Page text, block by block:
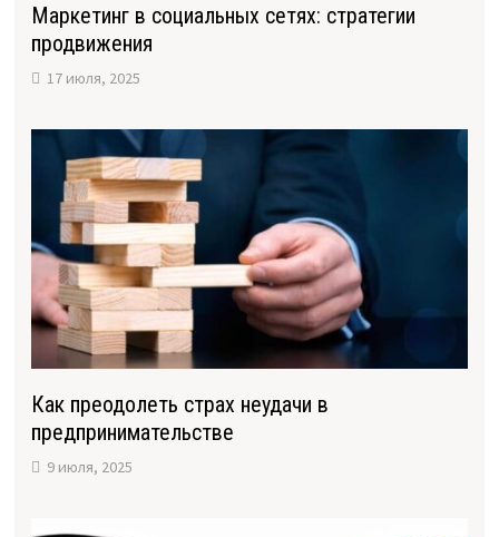
Маркетинг в социальных сетях: стратегии
продвижения
17 июля, 2025
Как преодолеть страх неудачи в
предпринимательстве
9 июля, 2025